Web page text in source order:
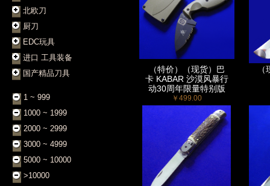
北欧刀
厨刀
EDC玩具
进口 工具装备
国产精品刀具
1 ~ 999
1000 ~ 1999
2000 ~ 2999
3000 ~ 4999
5000 ~ 10000
>10000
（特价）（现货）巴
卡 KABAR 沙漠风暴行
动30周年限量特别版
￥499.00